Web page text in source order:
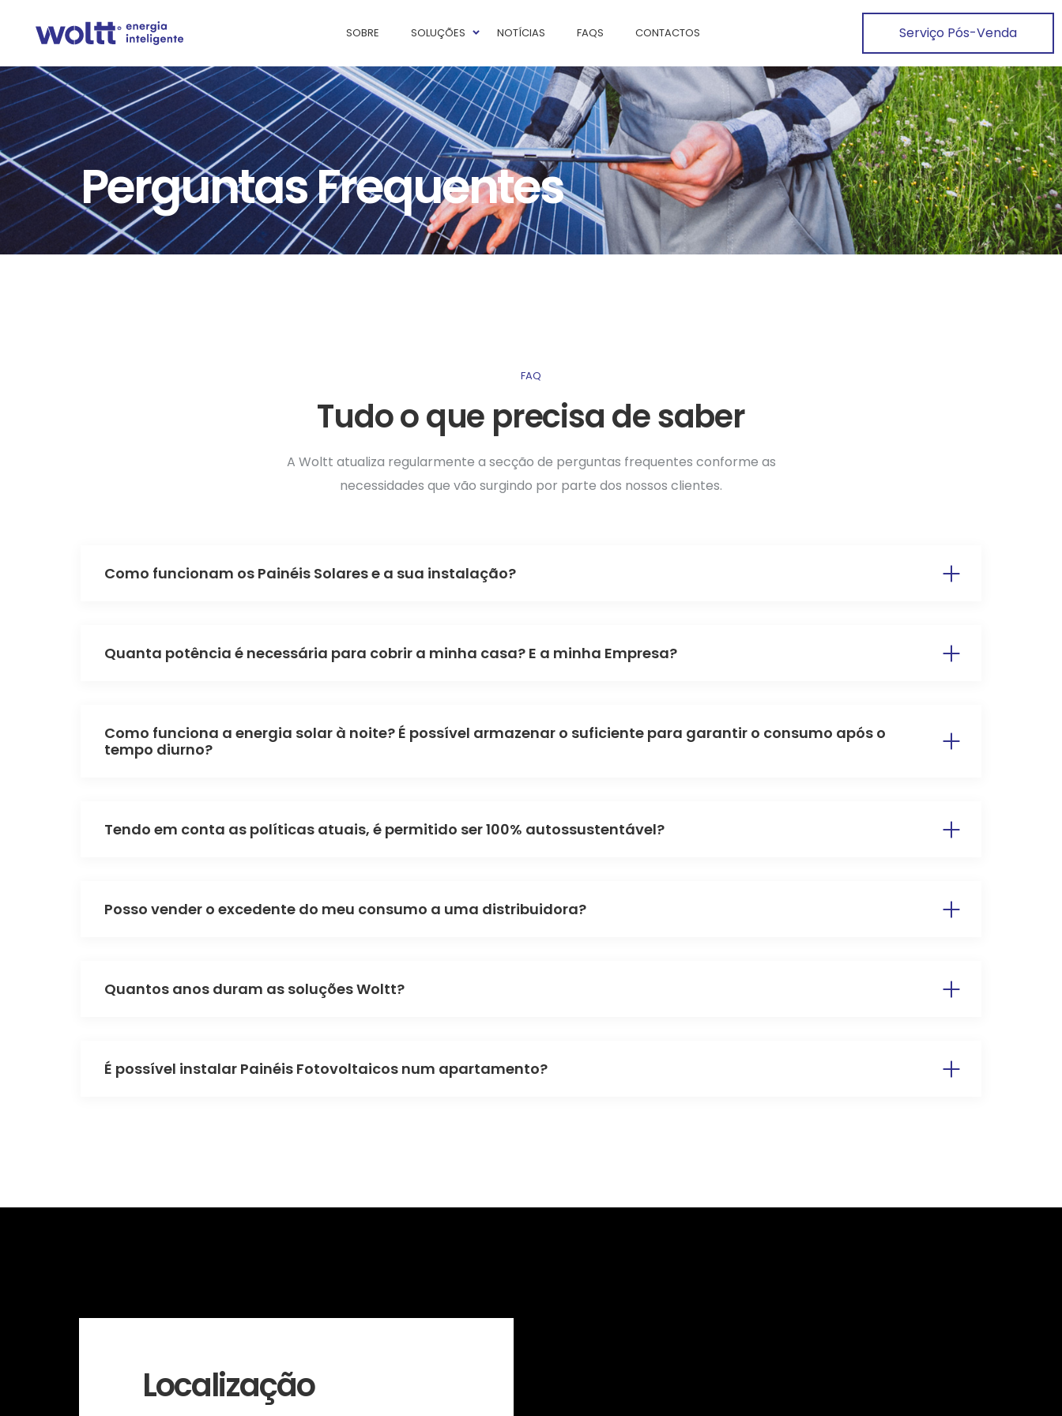
SOBRE SOLUÇÕES NOTÍCIAS FAQS CONTACTOS Serviço Pós-Venda
Perguntas Frequentes
FAQ
Tudo o que precisa de saber
A Woltt atualiza regularmente a secção de perguntas frequentes conforme as
necessidades que vão surgindo por parte dos nossos clientes.
Como funcionam os Painéis Solares e a sua instalação?
Quanta potência é necessária para cobrir a minha casa? E a minha Empresa?
Como funciona a energia solar à noite? É possível armazenar o suficiente para garantir o consumo após o
tempo diurno?
Tendo em conta as políticas atuais, é permitido ser 100% autossustentável?
Posso vender o excedente do meu consumo a uma distribuidora?
Quantos anos duram as soluções Woltt?
É possível instalar Painéis Fotovoltaicos num apartamento?
Localização